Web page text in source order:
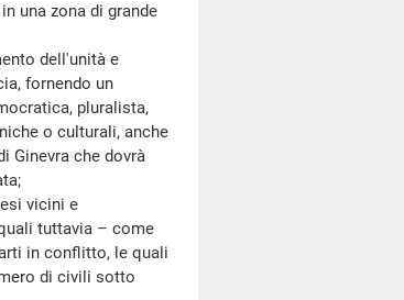
una zona di grande
dell'unità e
fornendo un
pluralista,
o culturali, anche
Ginevra che dovrà
vicini e
tuttavia – come
in conflitto, le quali
di civili sotto